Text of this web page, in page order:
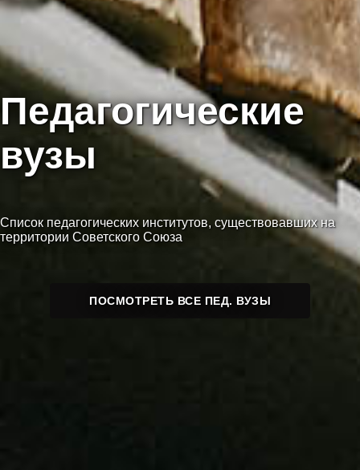
Педагогические
вузы
Список педагогических институтов, существовавших на
территории Советского Союза
ПОСМОТРЕТЬ ВСЕ ПЕД. ВУЗЫ